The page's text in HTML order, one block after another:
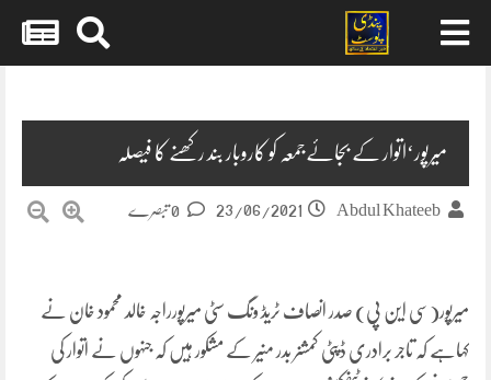
میرپور‘اتوار کے بجائےجمعہ کو کاروبار بند رکھنے کا فیصلہ
Abdul Khateeb
23/06/2021
میرپور(سی این پی) صدر انصاف ٹریڈ ونگ سٹی میرپورراجہ خالد محمود خان نے
کہاہے کہ تاجر برادری ڈپٹی کمشنر بدر منیر کے مشکور ہیں کہ جنہوں نے اتوار کی